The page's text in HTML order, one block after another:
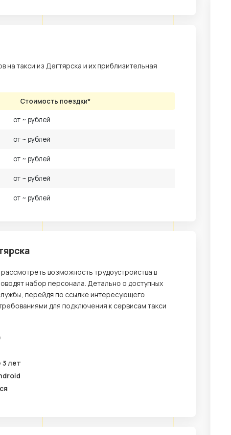
такси из Дегтярска и их приблизительная
Стоимость поездки*
от ~ рублей
от ~ рублей
от ~ рублей
от ~ рублей
от ~ рублей
возможность трудоустройства в
набор персонала. Детально о доступных
перейдя по ссылке интересующего
для подключения к сервисам такси
лет